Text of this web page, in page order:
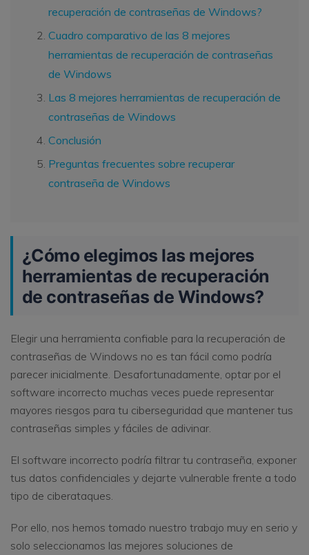
recuperación de contraseñas de Windows?
Cuadro comparativo de las 8 mejores
herramientas de recuperación de contraseñas
de Windows
Las 8 mejores herramientas de recuperación de
contraseñas de Windows
Conclusión
Preguntas frecuentes sobre recuperar
contraseña de Windows
¿Cómo elegimos las mejores
herramientas de recuperación
de contraseñas de Windows?
Elegir una herramienta confiable para la recuperación de
contraseñas de Windows no es tan fácil como podría
parecer inicialmente. Desafortunadamente, optar por el
software incorrecto muchas veces puede representar
mayores riesgos para tu ciberseguridad que mantener tus
contraseñas simples y fáciles de adivinar.
El software incorrecto podría filtrar tu contraseña, exponer
tus datos confidenciales y dejarte vulnerable frente a todo
tipo de ciberataques.
Por ello, nos hemos tomado nuestro trabajo muy en serio y
solo seleccionamos las mejores soluciones de